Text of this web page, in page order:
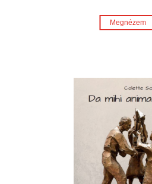
Megnézem